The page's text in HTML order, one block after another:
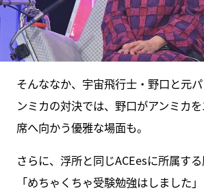
そんななか、宇宙飛行士・野口と元
ンミカの対決では、野口がアンミカ
席へ向かう優雅な場面も。
さらに、浮所と同じACEesに所属す
「めちゃくちゃ受験勉強はしました